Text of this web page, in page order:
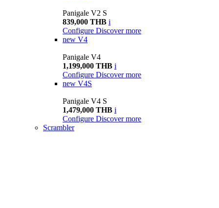
Panigale V2 S
839,000 THB i
Configure Discover more
new V4
Panigale V4
1,199,000 THB i
Configure Discover more
new V4S
Panigale V4 S
1,479,000 THB i
Configure Discover more
Scrambler